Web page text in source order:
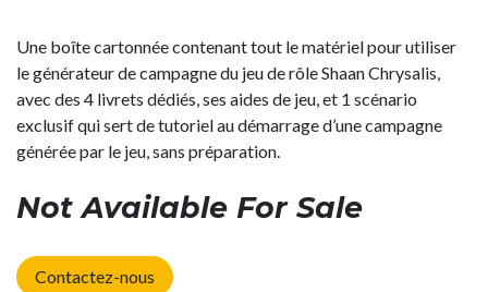
Une boîte cartonnée contenant tout le matériel pour utiliser
le générateur de campagne du jeu de rôle Shaan Chrysalis,
avec des 4 livrets dédiés, ses aides de jeu, et 1 scénario
exclusif qui sert de tutoriel au démarrage d’une campagne
générée par le jeu, sans préparation.
Not Available For Sale
Contactez-nous